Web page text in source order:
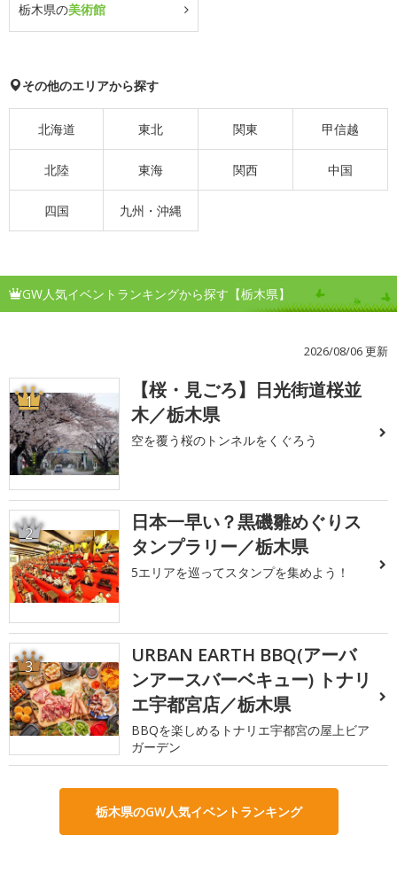
栃木県の美術館
その他のエリアから探す
北海道 東北 関東 甲信越
北陸 東海 関西 中国
四国 九州・沖縄
GW人気イベントランキングから探す【栃木県】
2026/08/06 更新
1
【桜・見ごろ】日光街道桜並
木／栃木県
空を覆う桜のトンネルをくぐろう
2
日本一早い？黒磯雛めぐりス
タンプラリー／栃木県
5エリアを巡ってスタンプを集めよう！
3
URBAN EARTH BBQ(アーバ
ンアースバーベキュー) トナリ
エ宇都宮店／栃木県
BBQを楽しめるトナリエ宇都宮の屋上ビア
ガーデン
栃木県のGW人気イベントランキング